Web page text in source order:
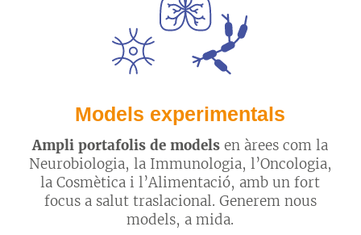
Models experimentals
Ampli portafolis de models en àrees com la
Neurobiologia, la Immunologia, l’Oncologia,
la Cosmètica i l’Alimentació, amb un fort
focus a salut traslacional. Generem nous
models, a mida.